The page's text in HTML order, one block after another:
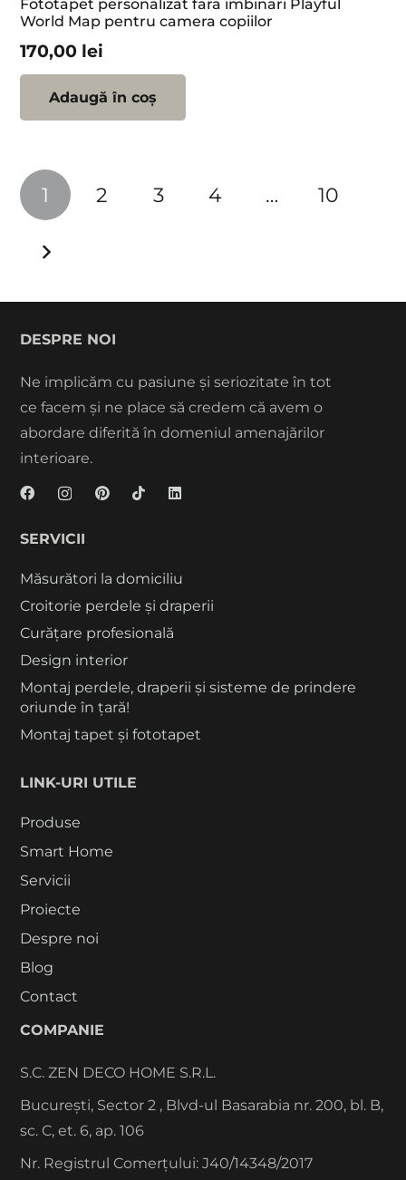
Fototapet personalizat fara imbinari Playful
World Map pentru camera copiilor
170,00 lei
Adaugă în coș
Paginație
articole
1 2 3 4 … 10
DESPRE NOI
Ne implicăm cu pasiune și seriozitate în tot
ce facem și ne place să credem că avem o
abordare diferită în domeniul amenajărilor
interioare.
SERVICII
Măsurători la domiciliu
Croitorie perdele și draperii
Curățare profesională
Design interior
Montaj perdele, draperii și sisteme de prindere
oriunde în țară!
Montaj tapet și fototapet
LINK-URI UTILE
Produse
Smart Home
Servicii
Proiecte
Despre noi
Blog
Contact
COMPANIE
S.C. ZEN DECO HOME S.R.L.
București, Sector 2 , Blvd-ul Basarabia nr. 200, bl. B,
sc. C, et. 6, ap. 106
Nr. Registrul Comerțului: J40/14348/2017